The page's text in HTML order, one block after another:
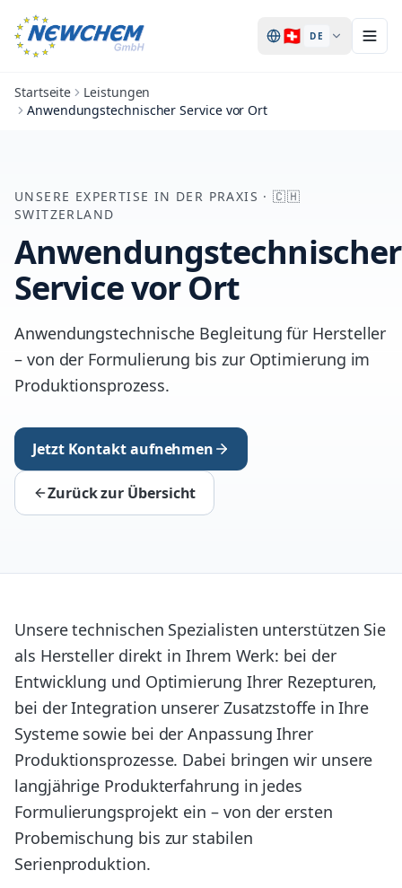
🇨🇭 DE
Startseite
Leistungen
Anwendungstechnischer Service vor Ort
UNSERE EXPERTISE IN DER PRAXIS ·🇨🇭
SWITZERLAND
Anwendungstechnischer
Service vor Ort
Anwendungstechnische Begleitung für Hersteller
– von der Formulierung bis zur Optimierung im
Produktionsprozess.
Jetzt Kontakt aufnehmen
Zurück zur Übersicht
Unsere technischen Spezialisten unterstützen Sie
als Hersteller direkt in Ihrem Werk: bei der
Entwicklung und Optimierung Ihrer Rezepturen,
bei der Integration unserer Zusatzstoffe in Ihre
Systeme sowie bei der Anpassung Ihrer
Produktionsprozesse. Dabei bringen wir unsere
langjährige Produkterfahrung in jedes
Formulierungsprojekt ein – von der ersten
Probemischung bis zur stabilen
Serienproduktion.